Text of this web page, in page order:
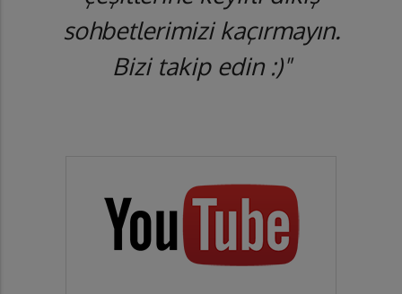
sohbetlerimizi kaçırmayın.
Bizi takip edin :)"